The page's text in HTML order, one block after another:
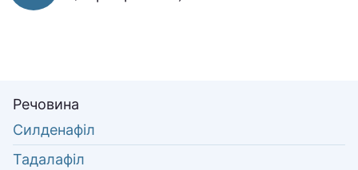
Речовина
Силденафіл
Тадалафіл